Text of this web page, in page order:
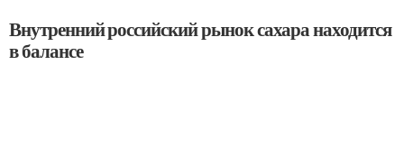
Внутренний российский рынок сахара находится
в балансе